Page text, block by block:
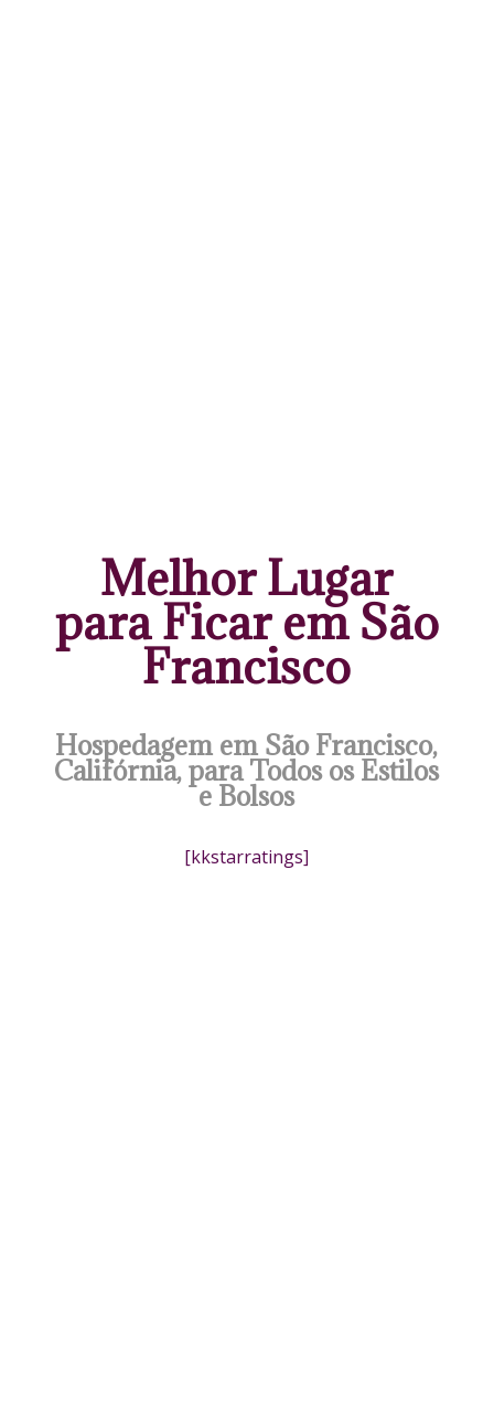
Melhor Lugar
para Ficar em São
Francisco
Hospedagem em São Francisco,
Califórnia, para Todos os Estilos
e Bolsos
[kkstarratings]